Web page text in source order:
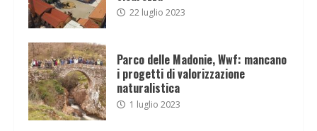
22 luglio 2023
Parco delle Madonie, Wwf: mancano
i progetti di valorizzazione
naturalistica
1 luglio 2023